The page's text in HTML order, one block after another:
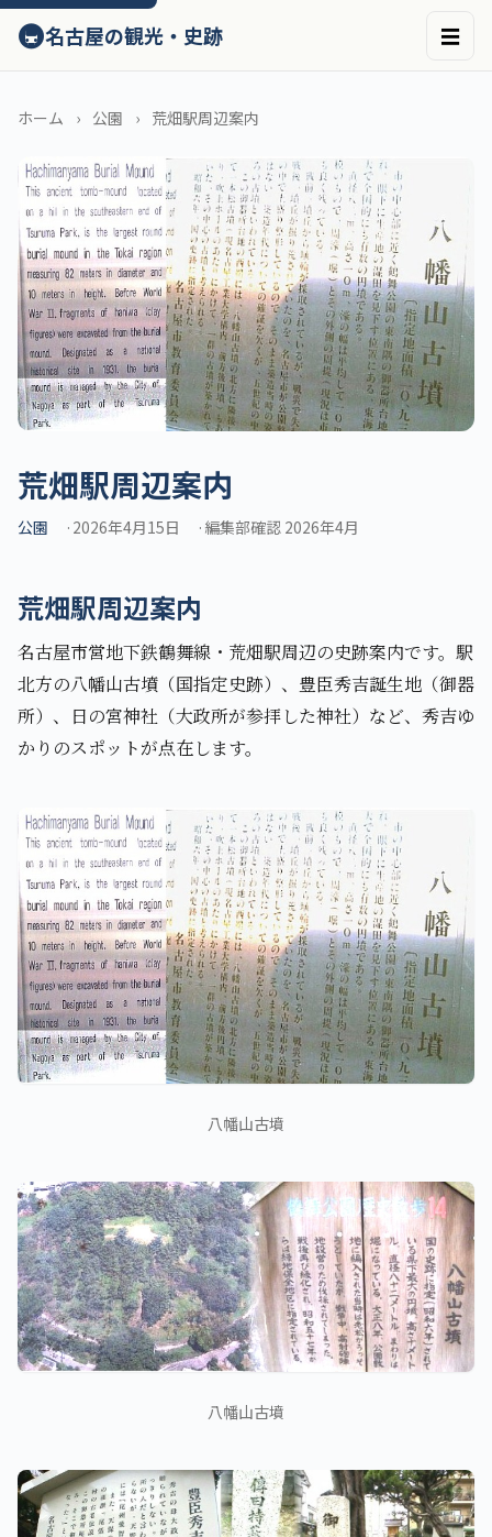
ン
テ
へ
キ
ッ
プ
🚇名古屋の観光・史跡 ☰
ホーム 公園 荒畑駅周辺案内
荒畑駅周辺案内
公園 2026年4月15日 編集部確認 2026年4月
荒畑駅周辺案内
名古屋市営地下鉄鶴舞線・荒畑駅周辺の史跡案内です。駅
北方の八幡山古墳（国指定史跡）、豊臣秀吉誕生地（御器
所）、日の宮神社（大政所が参拝した神社）など、秀吉ゆ
かりのスポットが点在します。
八幡山古墳
八幡山古墳